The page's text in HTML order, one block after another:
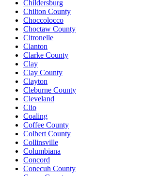
Childersburg
Chilton County
Choccolocco
Choctaw County
Citronelle
Clanton
Clarke County
Clay
Clay County
Clayton
Cleburne County
Cleveland
Clio
Coaling
Coffee County
Colbert County
Collinsville
Columbiana
Concord
Conecuh County